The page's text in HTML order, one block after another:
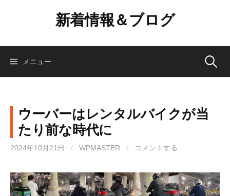
ン
新着情報＆ブログ
メニュー 検
ウーバーはレンタルバイクが当
たり前な時代に
2024年10月21日 / WPMASTER / コメントする